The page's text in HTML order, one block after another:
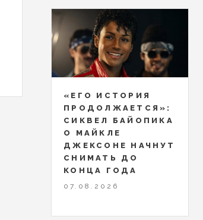
«ЕГО ИСТОРИЯ
ПРОДОЛЖАЕТСЯ»:
СИКВЕЛ БАЙОПИКА
О МАЙКЛЕ
ДЖЕКСОНЕ НАЧНУТ
СНИМАТЬ ДО
КОНЦА ГОДА
07.08.2026